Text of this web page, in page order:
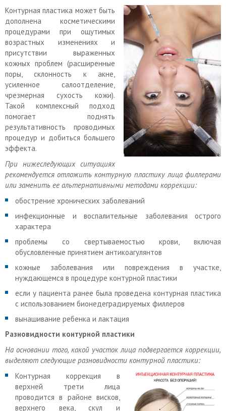
Контурная пластика может быть
дополнена косметическими
процедурами при ощутимых
возрастных изменениях и
присутствии выраженных
кожных проблем (расширенные
поры, склонность к акне,
усиленное салоотделение,
чрезмерная сухость кожи).
Такой комплексный подход
помогает поднять
результативность проводимых
процедур и добиться большего
эффекта.
При нижеследующих ситуациях
рекомендуется отложить контурную пластику лица филлерами
или заменить ее альтернативными методами коррекции:
обострение хронических заболеваний
инфекционные и воспалительные заболевания острого
характера
проблемы со свертываемостью крови, включая
обусловленные принятием антикоагулянтов
кожные заболевания или повреждения в участке,
нуждающемся в процедуре контурной пластики
если у пациента ранее была проведена контурная пластика
с использованием бионедеградируемых филлеров
вынашивание ребенка и лактация
Разновидности контурной пластики
На основании того, какой участок лица подвергается коррекции,
выделяют следующие разновидности контурной пластики:
Контурная коррекция в
верхней трети лица
проводится в районе висков,
верхнего века, скул и